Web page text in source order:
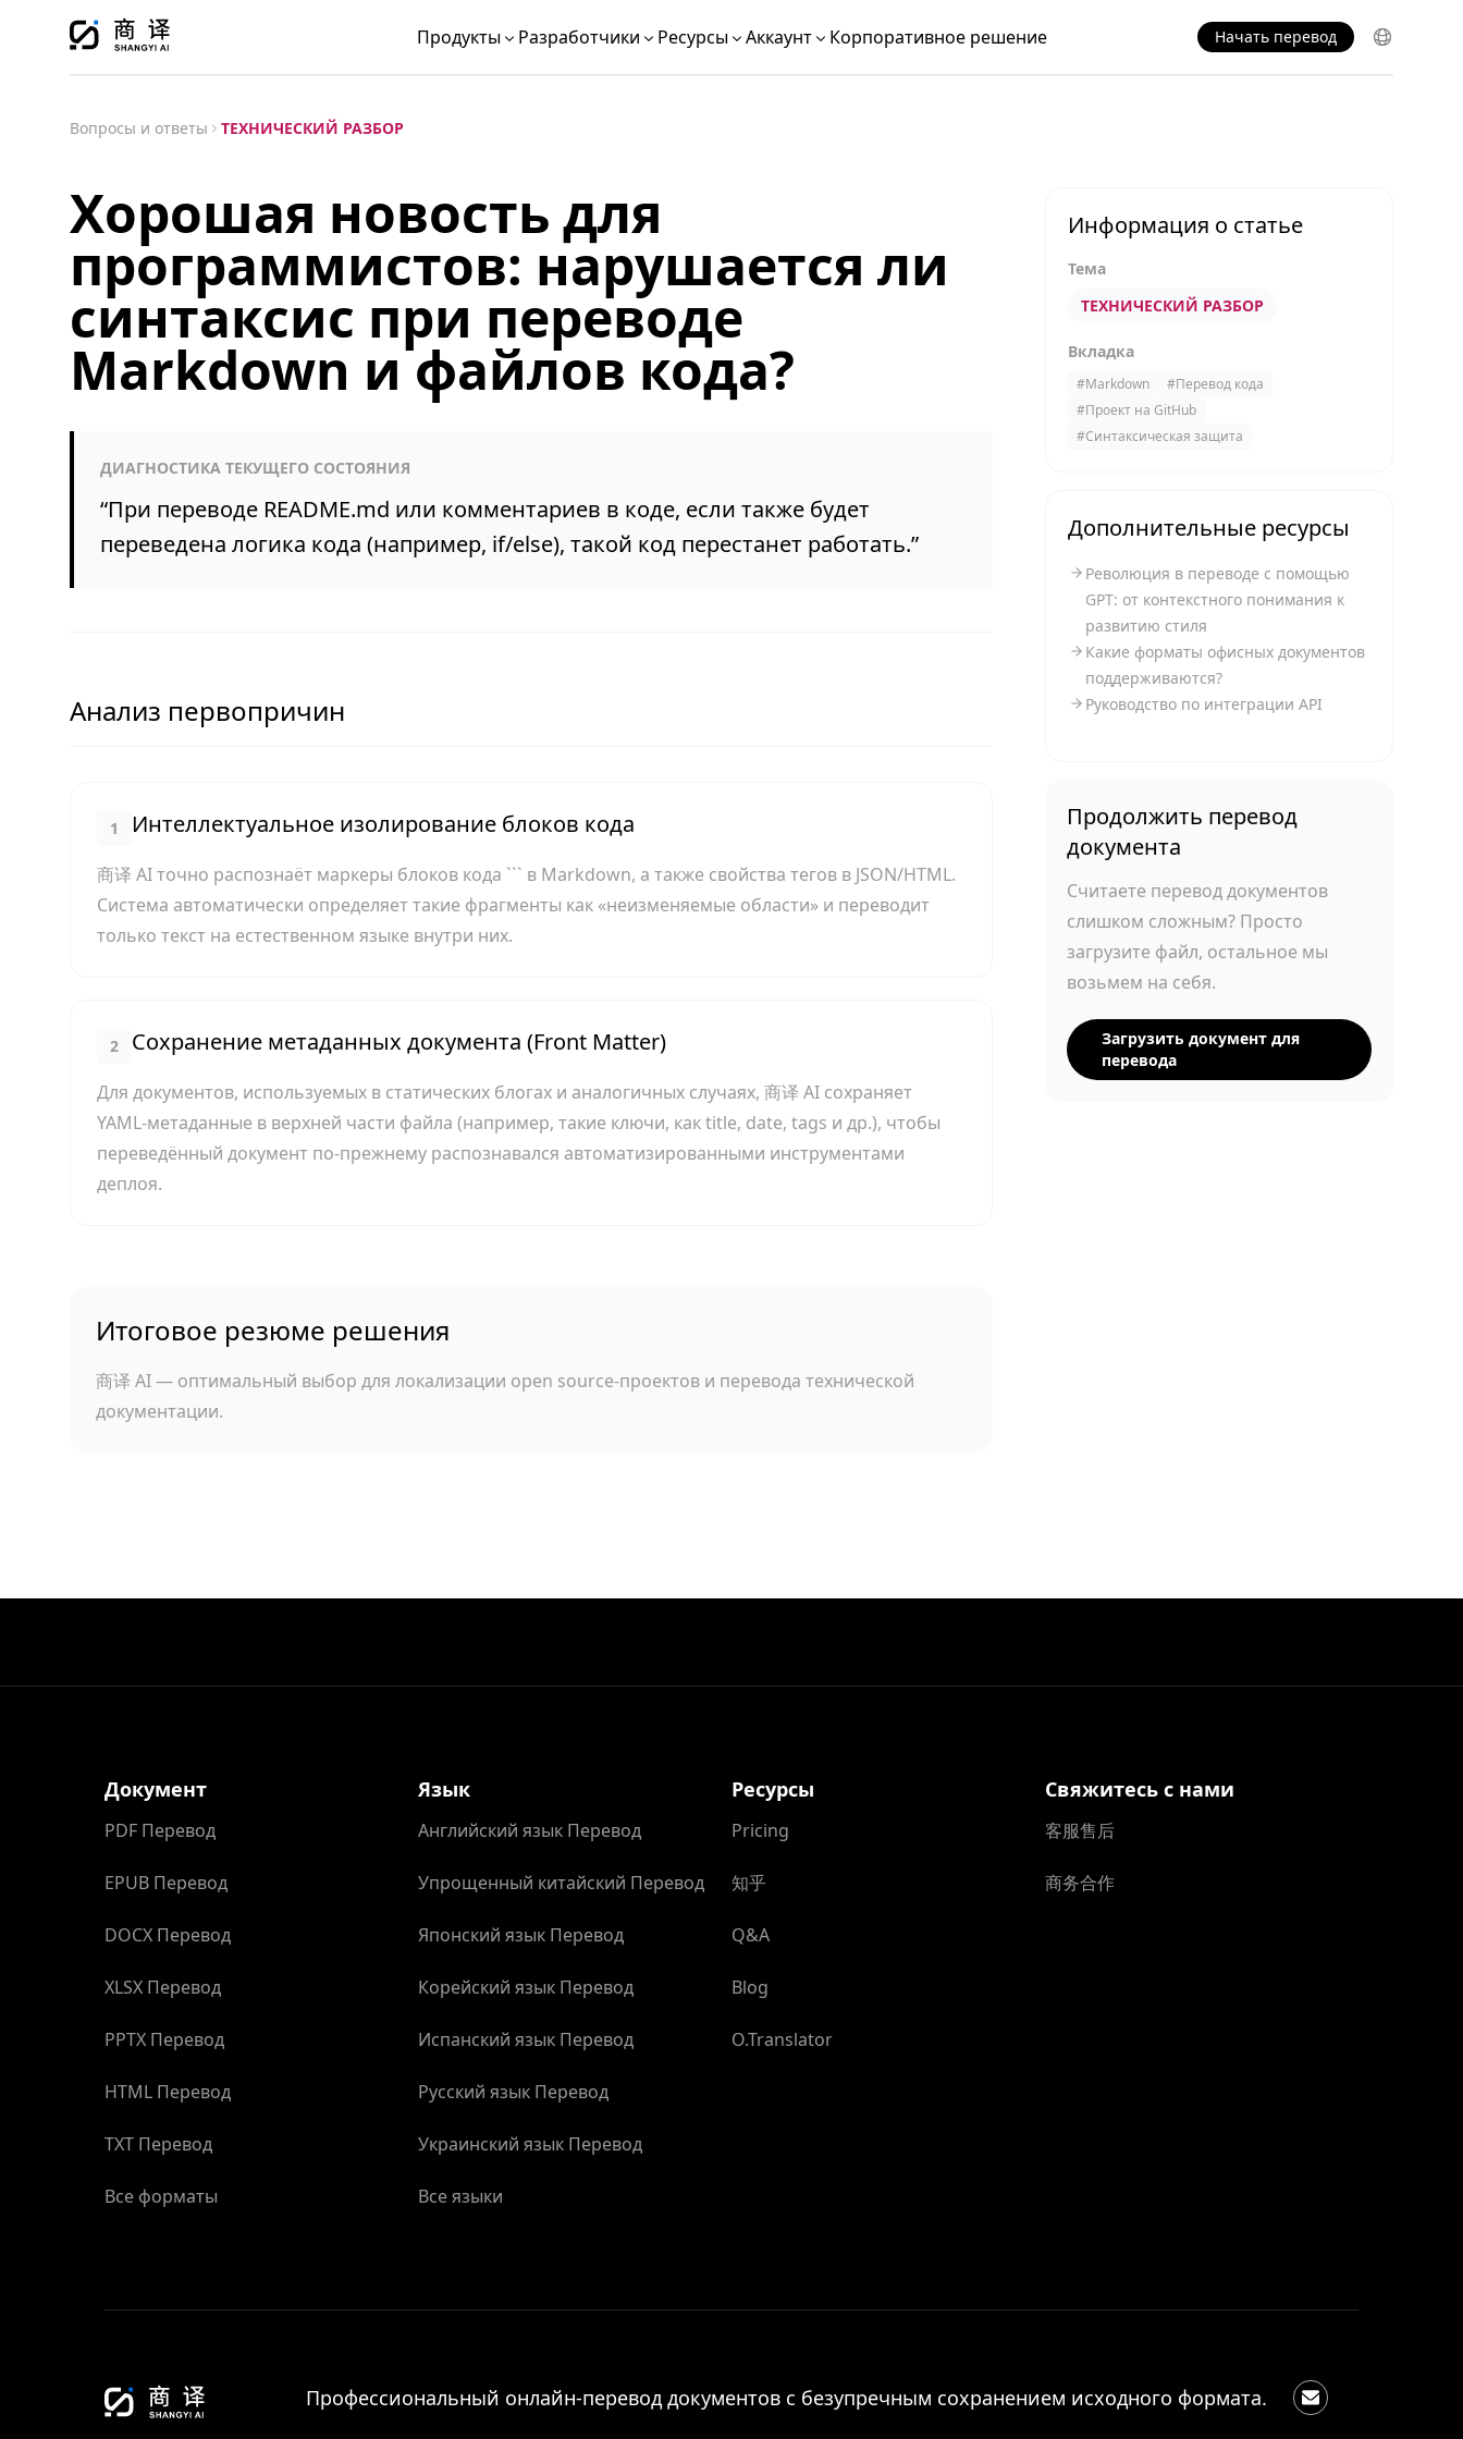
Продукты Разработчики Ресурсы Аккаунт Корпоративное решение Начать перевод
Вопросы и ответы ТЕХНИЧЕСКИЙ РАЗБОР
Хорошая новость для
программистов: нарушается ли
синтаксис при переводе
Markdown и файлов кода?
ДИАГНОСТИКА ТЕКУЩЕГО СОСТОЯНИЯ
“При переводе README.md или комментариев в коде, если также будет
переведена логика кода (например, if/else), такой код перестанет работать.”
Анализ первопричин
1 Интеллектуальное изолирование блоков кода
商译 AI точно распознаёт маркеры блоков кода ``` в Markdown, а также свойства тегов в JSON/HTML.
Система автоматически определяет такие фрагменты как «неизменяемые области» и переводит
только текст на естественном языке внутри них.
2 Сохранение метаданных документа (Front Matter)
Для документов, используемых в статических блогах и аналогичных случаях, 商译 AI сохраняет
YAML-метаданные в верхней части файла (например, такие ключи, как title, date, tags и др.), чтобы
переведённый документ по-прежнему распознавался автоматизированными инструментами
деплоя.
Итоговое резюме решения
商译 AI — оптимальный выбор для локализации open source-проектов и перевода технической
документации.
Информация о статье
Тема
ТЕХНИЧЕСКИЙ РАЗБОР
Вкладка
#Markdown #Перевод кода
#Проект на GitHub
#Синтаксическая защита
Дополнительные ресурсы
Революция в переводе с помощью
GPT: от контекстного понимания к
развитию стиля
Какие форматы офисных документов
поддерживаются?
Руководство по интеграции API
Продолжить перевод
документа
Считаете перевод документов
слишком сложным? Просто
загрузите файл, остальное мы
возьмем на себя.
Загрузить документ для
перевода
Документ
PDF Перевод
EPUB Перевод
DOCX Перевод
XLSX Перевод
PPTX Перевод
HTML Перевод
TXT Перевод
Все форматы
Язык
Английский язык Перевод
Упрощенный китайский Перевод
Японский язык Перевод
Корейский язык Перевод
Испанский язык Перевод
Русский язык Перевод
Украинский язык Перевод
Все языки
Ресурсы
Pricing
知乎
Q&A
Blog
O.Translator
Свяжитесь с нами
客服售后
商务合作
Профессиональный онлайн-перевод документов с безупречным сохранением исходного формата.